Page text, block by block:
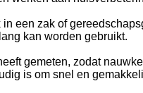
een zak of
kan worden gebruikt.
gemeten, zodat
is om snel en